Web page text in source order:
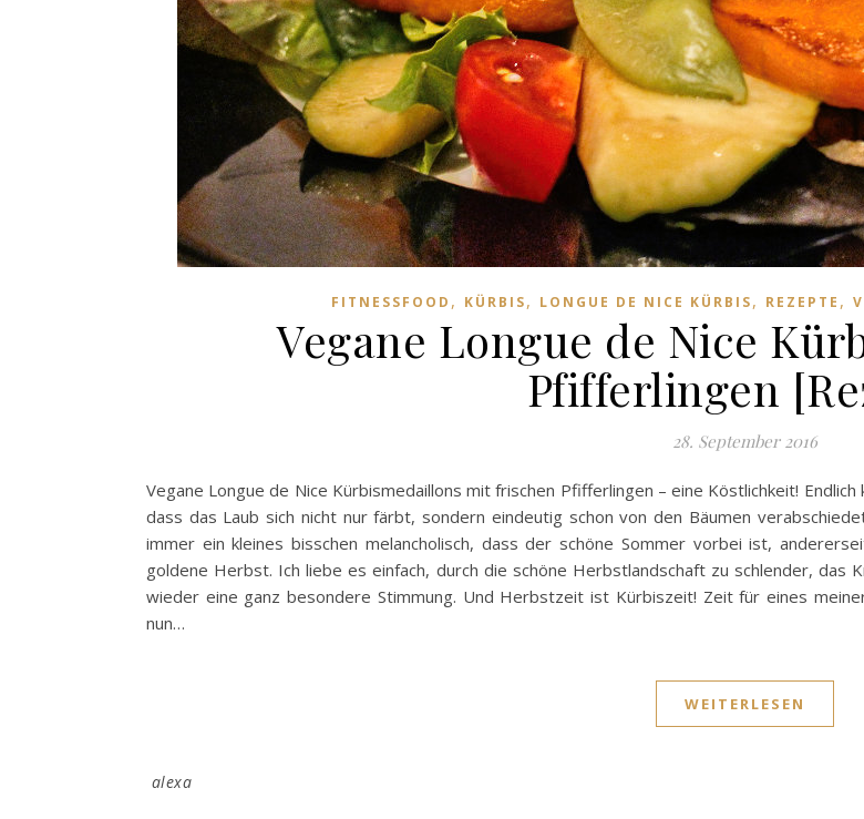
FITNESSFOOD , KÜRBIS, LONGUE DE NICE KÜRBIS, REZEPTE ,
Vegane Longue de Nice
Pfifferlingen
28. September 2016
Vegane Longue de Nice Kürbismedaillons mit frischen Pfifferlingen – eine Köstlichkeit!
dass das Laub sich nicht nur färbt, sondern eindeutig schon von den Bäumen
immer ein kleines bisschen melancholisch, dass der schöne Sommer vorbei ist,
goldene Herbst. Ich liebe es einfach, durch die schöne Herbstlandschaft zu schlender, das
wieder eine ganz besondere Stimmung. Und Herbstzeit ist Kürbiszeit! Zeit für eines
nun…
WEITERLESEN
alexa